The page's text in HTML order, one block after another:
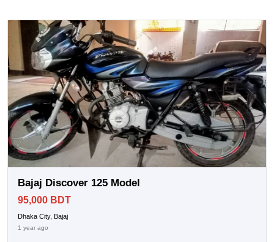
Bajaj Discover 125 Model
95,000 BDT
Dhaka City, Bajaj
1 year ago